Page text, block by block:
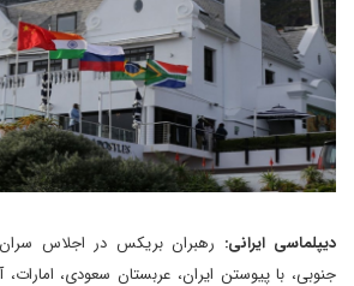
دیپلماسی ایرانی: رهبران بریکس در اجلاس سران
جنوبی، با پیوستن ایران، عربستان سعودی، امارات،